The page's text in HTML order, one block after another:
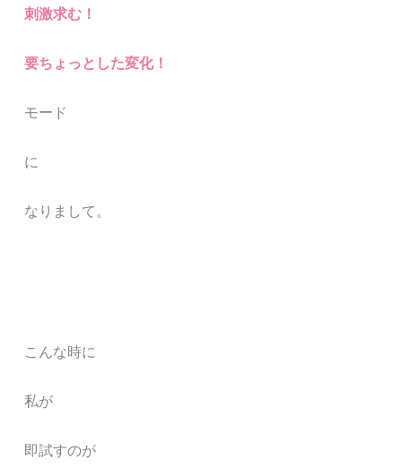
刺激求む！
要ちょっとした変化！
モード
に
なりまして。
こんな時に
私が
即試すのが